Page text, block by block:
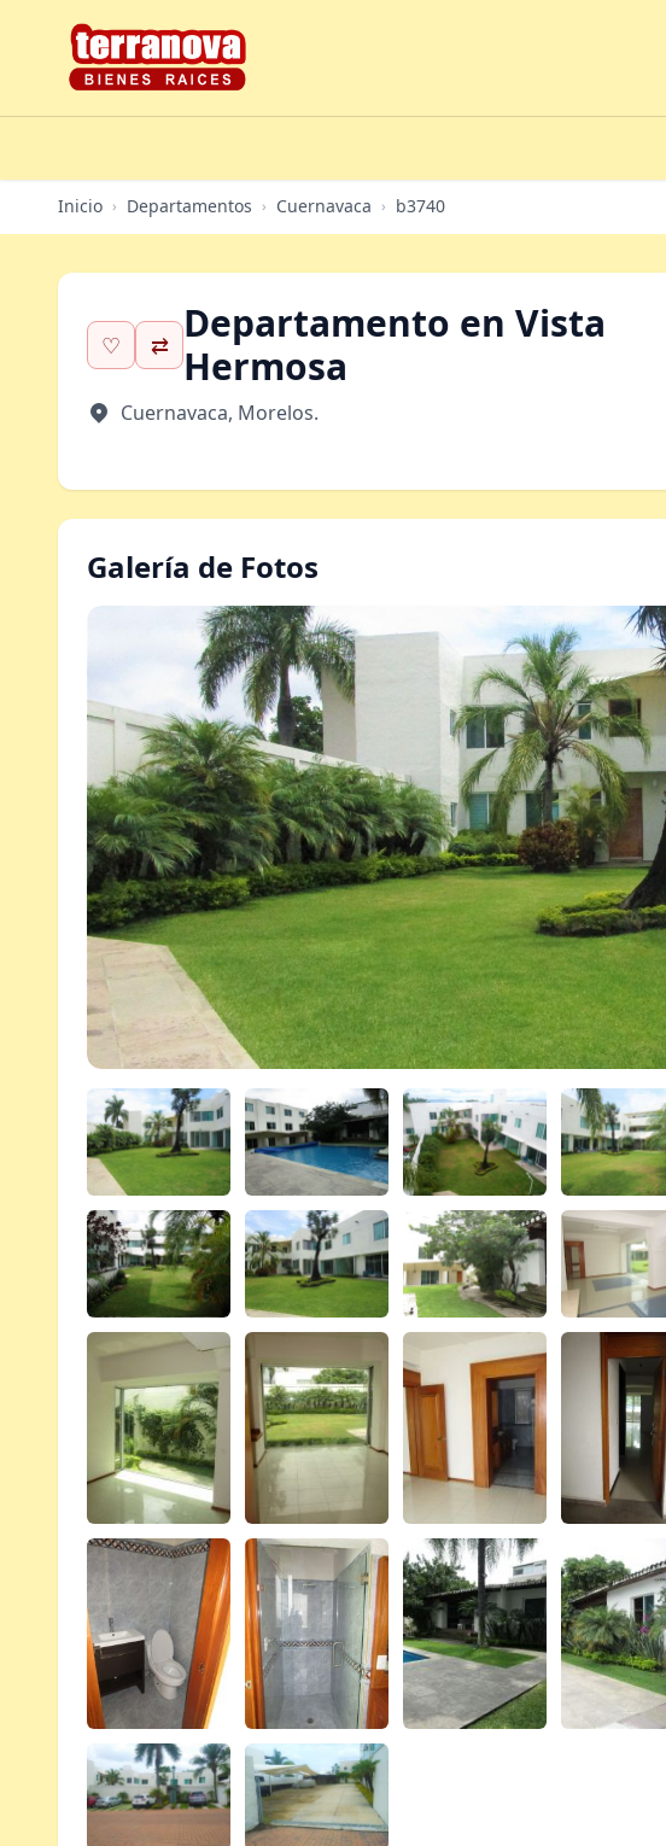
Inicio › Departamentos › Cuernavaca › b3740
♡ ⇄
Departamento en Vista
Hermosa
Cuernavaca, Morelos.
Galería de Fotos